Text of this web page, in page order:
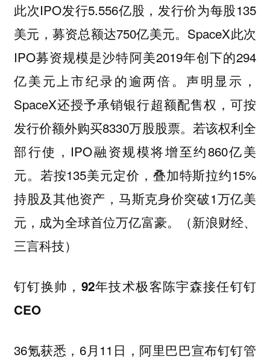
此次IPO发行5.556亿股，发行价为每股135
美元，募资总额达750亿美元。SpaceX此次
IPO募资规模是沙特阿美2019年创下的294
亿美元上市纪录的逾两倍。声明显示，
SpaceX还授予承销银行超额配售权，可按
发行价额外购买8330万股股票。若该权利全
部行使，IPO融资规模将增至约860亿美
元。若按135美元定价，叠加特斯拉约15%
持股及其他资产，马斯克身价突破1万亿美
元，成为全球首位万亿富豪。（新浪财经、
三言科技）
钉钉换帅，92年技术极客陈宇森接任钉钉
CEO
36氪获悉，6月11日，阿里巴巴宣布钉钉管